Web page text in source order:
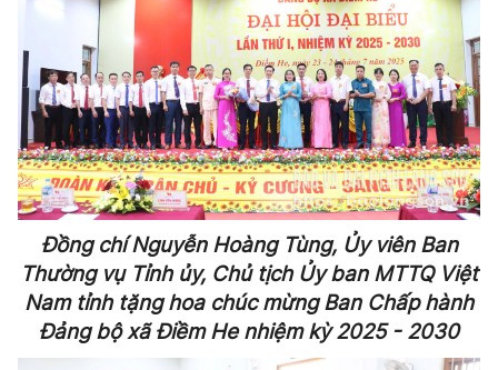
Đồng chí Nguyễn Hoàng Tùng, Ủy viên Ban
Thường vụ Tỉnh ủy, Chủ tịch Ủy ban MTTQ Việt
Nam tỉnh tặng hoa chúc mừng Ban Chấp hành
Đảng bộ xã Điềm He nhiệm kỳ 2025 - 2030